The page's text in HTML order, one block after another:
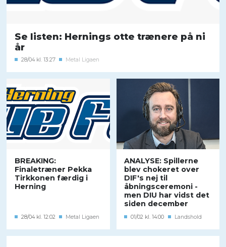
Se listen: Hernings otte trænere på ni
år
28/04 kl. 13:27 Metal Ligaen
BREAKING:
Finaletræner Pekka
Tirkkonen færdig i
Herning
28/04 kl. 12:02 Metal Ligaen
ANALYSE: Spillerne
blev chokeret over
DIF's nej til
åbningsceremoni -
men DIU har vidst det
siden december
01/02 kl. 14:00 Landshold